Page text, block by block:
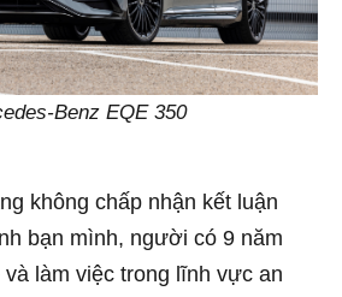
Benz EQE 350
không chấp nhận kết luận
bạn mình, người có 9 năm
và làm việc trong lĩnh vực an